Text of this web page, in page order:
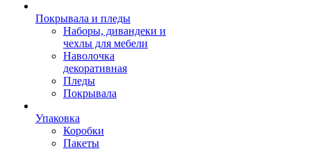
Покрывала и пледы
Наборы, дивандеки и
чехлы для мебели
Наволочка
декоративная
Пледы
Покрывала
Упаковка
Коробки
Пакеты